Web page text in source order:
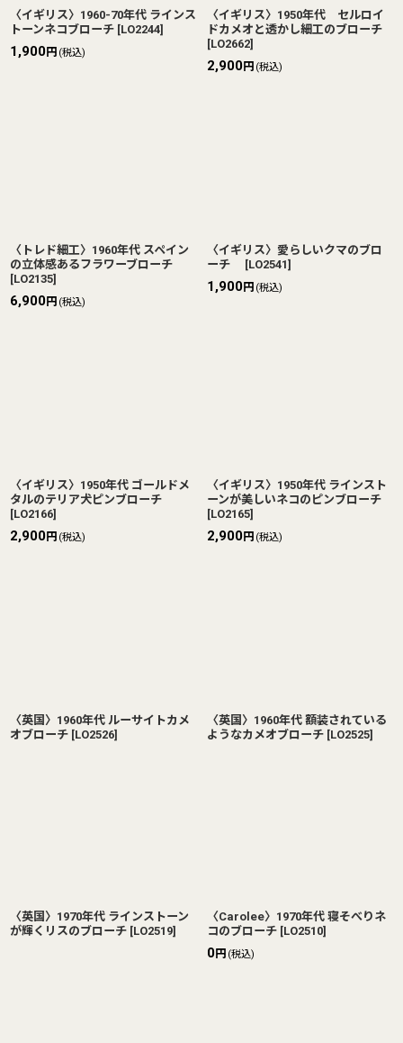
〈イギリス〉1960-70年代 ラインス
トーンネコブローチ [LO2244]
1,900円 (税込)
〈イギリス〉1950年代 セルロイ
ドカメオと透かし細工のブローチ
[LO2662]
2,900円 (税込)
〈トレド細工〉1960年代 スペイン
の立体感あるフラワーブローチ
[LO2135]
6,900円 (税込)
〈イギリス〉愛らしいクマのブロ
ーチ
[LO2541]
1,900円 (税込)
〈イギリス〉1950年代 ゴールドメ
タルのテリア犬ピンブローチ
[LO2166]
2,900円 (税込)
〈イギリス〉1950年代 ラインスト
ーンが美しいネコのピンブローチ
[LO2165]
2,900円 (税込)
〈英国〉1960年代 ルーサイトカメ
オブローチ [LO2526]
〈英国〉1960年代 額装されている
ようなカメオブローチ [LO2525]
〈英国〉1970年代 ラインストーン
が輝くリスのブローチ [LO2519]
〈Carolee〉1970年代 寝そべりネ
コのブローチ [LO2510]
0円 (税込)